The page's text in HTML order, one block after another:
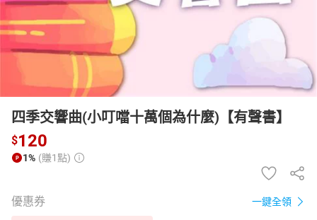
四季交響曲(小叮噹十萬個為什麼)【有聲書】
$120
1% (賺1點)
優惠券 一鍵全領